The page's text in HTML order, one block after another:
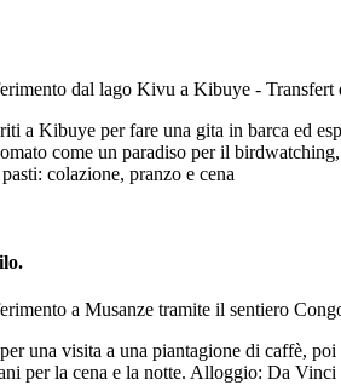
a Kibuye per fare una gita in barca ed
come un paradiso per il
colazione, pranzo e cena
una visita a una piantagione di caffè,
per la cena e la notte. Alloggio: Da